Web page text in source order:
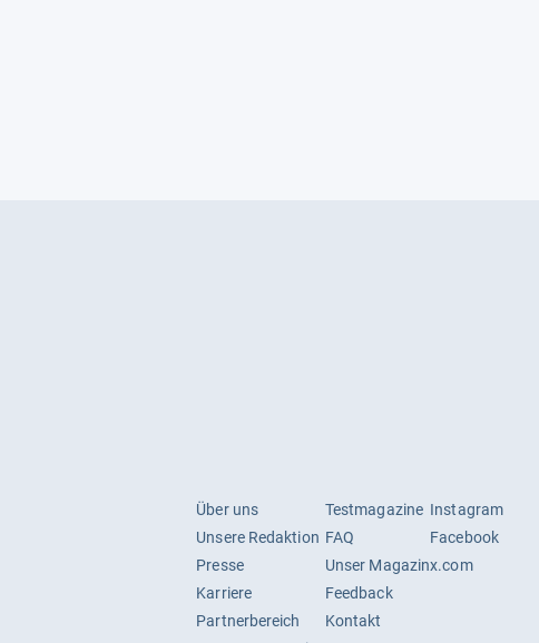
Über uns
Unsere Redaktion
Presse
Karriere
Partnerbereich
Testmagazine
FAQ
Unser Magazin
Feedback
Kontakt
Instagram
Facebook
x.com